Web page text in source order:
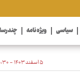
سیاسی ویژه نامه
۵ اسفند ۱۴۰۳ - ۱۰:۳۰